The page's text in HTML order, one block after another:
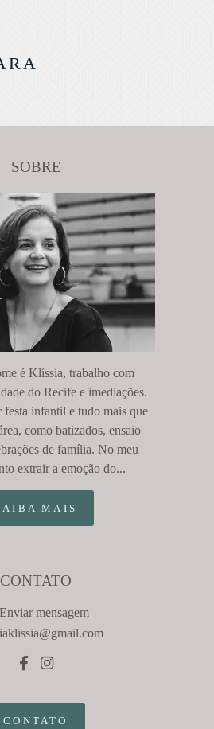
SOBRE
é Klíssia, trabalho com
do Recife e imediações.
infantil e tudo mais que
como batizados, ensaio
de família. No meu
extrair a emoção do...
MAIS
CONTATO
Enviar mensagem
CONTATO